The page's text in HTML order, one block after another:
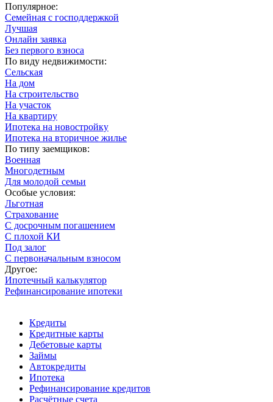
Популярное:
Семейная с господдержкой
Лучшая
Онлайн заявка
Без первого взноса
По виду недвижимости:
Сельская
На дом
На строительство
На участок
На квартиру
Ипотека на новостройку
Ипотека на вторичное жилье
По типу заемщиков:
Военная
Многодетным
Для молодой семьи
Особые условия:
Льготная
Страхование
С досрочным погашением
С плохой КИ
Под залог
С первоначальным взносом
Другое:
Ипотечный калькулятор
Рефинансирование ипотеки
Кредиты
Кредитные карты
Дебетовые карты
Займы
Автокредиты
Ипотека
Рефинансирование кредитов
Расчётные счета